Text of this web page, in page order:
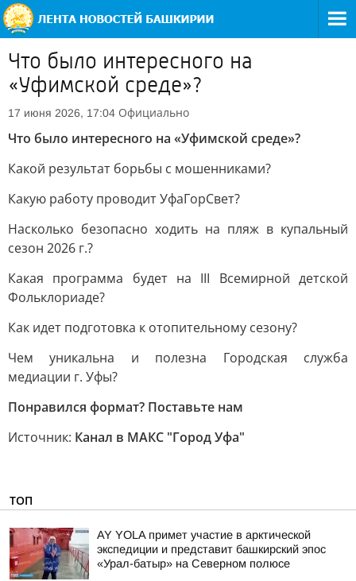
Что было интересного на
«Уфимской среде»?
17 июня 2026, 17:04 Официально
Что было интересного на «Уфимской среде»?
Какой результат борьбы с мошенниками?
Какую работу проводит УфаГорСвет?
Насколько безопасно ходить на пляж в купальный
сезон 2026 г.?
Какая программа будет на III Всемирной детской
Фольклориаде?
Как идет подготовка к отопительному сезону?
Чем уникальна и полезна Городская служба
медиации г. Уфы?
Понравился формат? Поставьте нам
Источник: Канал в МАКС "Город Уфа"
ТОП
AY YOLA примет участие в арктической
экспедиции и представит башкирский эпос
«Урал-батыр» на Северном полюсе